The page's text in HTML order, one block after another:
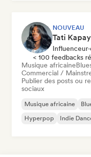
NOUVEAU
Tati
< 100 feedbacks
Musique africaine
Commercial /
Publier des posts ou
sociaux
Musique africaine
Hyperpop
Indie